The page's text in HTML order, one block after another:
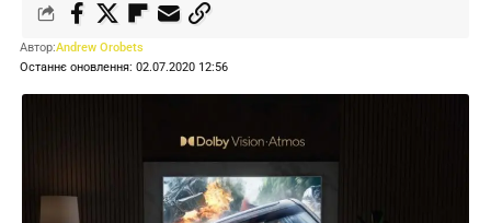
Останнє оновлення: 02.07.2020 12:56
Автор:Andrew Orobets